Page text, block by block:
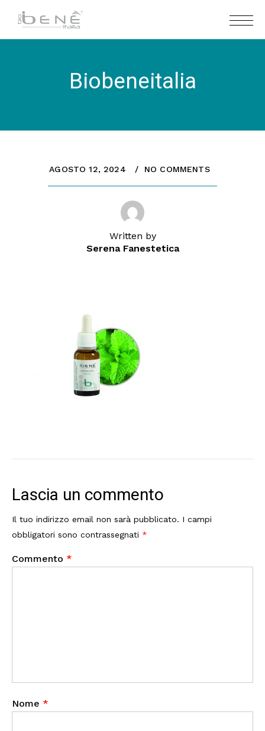
Biobeneitalia
AGOSTO 12, 2024 NO COMMENTS
Written by
Serena Fanestetica
Lascia un commento
Il tuo indirizzo email non sarà pubblicato. I campi
obbligatori sono contrassegnati *
Commento *
Nome *